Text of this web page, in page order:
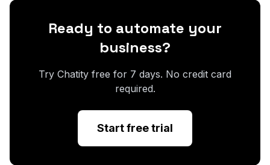
Ready to automate your
business?
Try Chatity free for 7 days. No credit card
required.
Start free trial